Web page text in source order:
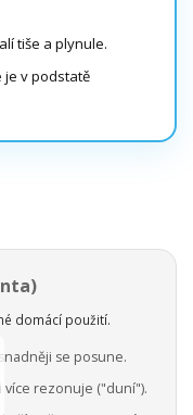
tiše a plynule.
je v podstatě
domácí použití.
se posune.
více rezonuje ("duní").